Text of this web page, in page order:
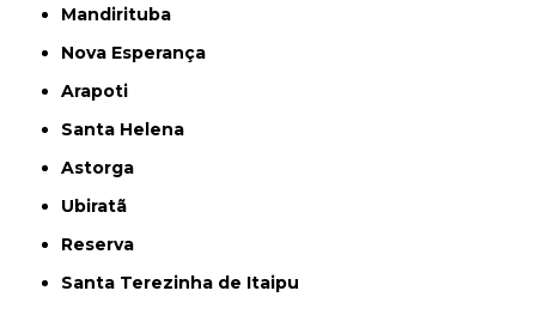
Mandirituba
Nova Esperança
Arapoti
Santa Helena
Astorga
Ubiratã
Reserva
Santa Terezinha de Itaipu